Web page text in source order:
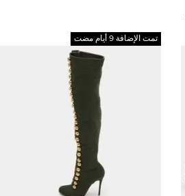
تمت الإضافة 9 أيام مضت